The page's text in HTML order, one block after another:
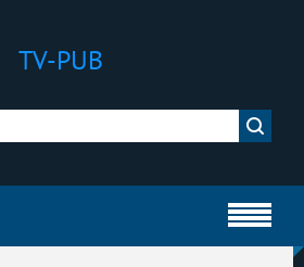
TV-PUB